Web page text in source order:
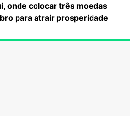
onde colocar três moedas
para atrair prosperidade